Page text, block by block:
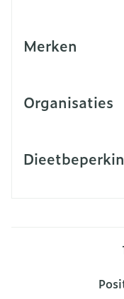
Merken
Organisaties